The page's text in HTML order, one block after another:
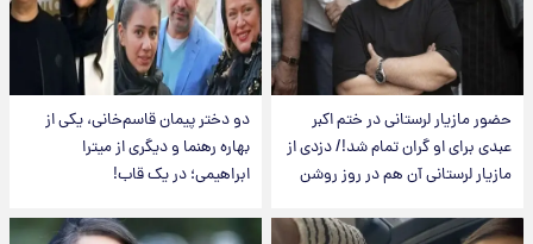
حضور مازیار لرستانی در ختم اکبر
عبدی برای او گران تمام شد!/ دزدی از
مازیار لرستانی آن هم در روز روشن
دو دختر پیمان قاسم‌خانی، یکی از
بهاره رهنما و دیگری از میترا
ابراهیمی؛ در یک قاب!